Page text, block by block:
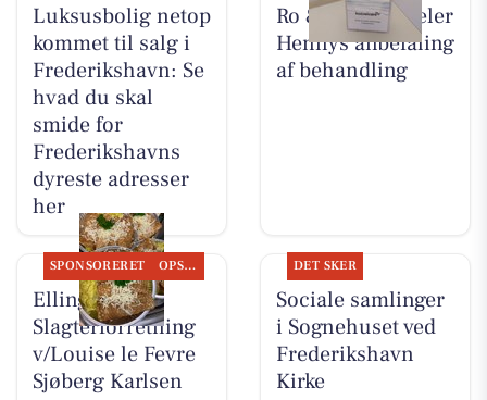
Luksusbolig netop
kommet til salg i
Frederikshavn: Se
hvad du skal
smide for
Frederikshavns
dyreste adresser
her
Ro & velvære deler
Hennys anbefaling
af behandling
SPONSORERET OPSLAGSTAVLEN
Elling
Slagterforretning
v/Louise le Fevre
Sjøberg Karlsen
DET SKER
Sociale samlinger
i Sognehuset ved
Frederikshavn
Kirke